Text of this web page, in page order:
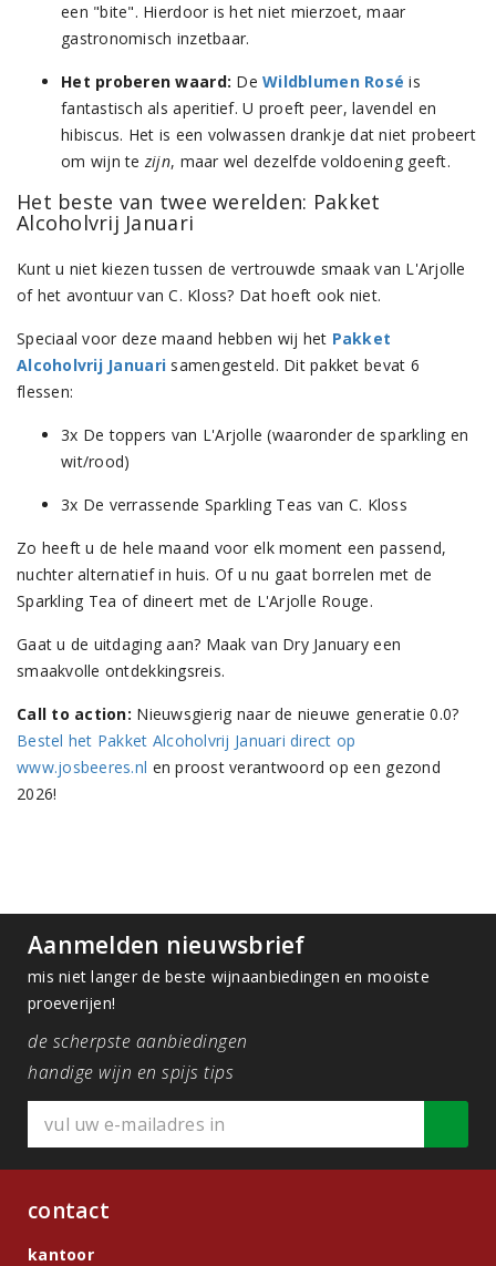
een "bite". Hierdoor is het niet mierzoet, maar
gastronomisch inzetbaar.
Het proberen waard: DeWildblumen Rosé is
fantastisch als aperitief. U proeft peer, lavendel en
hibiscus. Het is een volwassen drankje dat niet probeert
om wijn tezijn, maar wel dezelfde voldoening geeft.
Het beste van twee werelden: Pakket
Alcoholvrij Januari
Kunt u niet kiezen tussen de vertrouwde smaak van L'Arjolle
of het avontuur van C. Kloss? Dat hoeft ook niet.
Speciaal voor deze maand hebben wij het Pakket
Alcoholvrij Januari samengesteld. Dit pakket bevat 6
flessen:
3x De toppers van L'Arjolle (waaronder de sparkling en
wit/rood)
3x De verrassende Sparkling Teas van C. Kloss
Zo heeft u de hele maand voor elk moment een passend,
nuchter alternatief in huis. Of u nu gaat borrelen met de
Sparkling Tea of dineert met de L'Arjolle Rouge.
Gaat u de uitdaging aan? Maak van Dry January een
smaakvolle ontdekkingsreis.
Call to action: Nieuwsgierig naar de nieuwe generatie 0.0?
Bestel het Pakket Alcoholvrij Januari direct op
www.josbeeres.nl en proost verantwoord op een gezond
2026!
Aanmelden nieuwsbrief
mis niet langer de beste wijnaanbiedingen en mooiste
proeverijen!
de scherpste aanbiedingen
handige wijn en spijs tips
contact
kantoor